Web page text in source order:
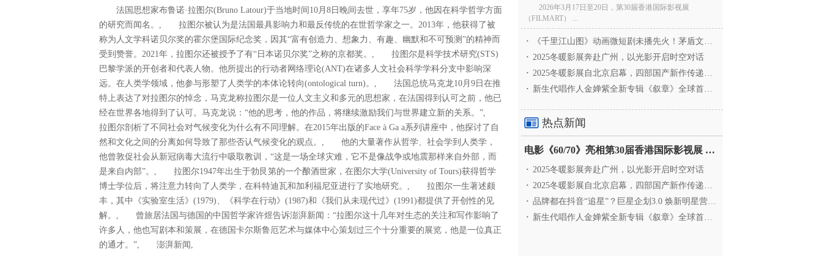
法国思想家布鲁诺·拉图尔(Bruno Latour)于当地时间10月8日晚间去世，享年75岁，他因在科学哲学方面
的研究而闻名。, 拉图尔被认为是法国最具影响力和最反传统的在世哲学家之一。2013年，他获得了被
称为人文学科诺贝尔奖的霍尔堡国际纪念奖，因其“富有创造力、想象力、有趣、幽默和不可预测”的精神而
受到赞誉。2021年，拉图尔还被授予了有“日本诺贝尔奖”之称的京都奖。, 拉图尔是科学技术研究(STS)
巴黎学派的开创者和代表人物。他所提出的行动者网络理论(ANT)在诸多人文社会科学学科分支中影响深
远。在人类学领域，他参与形塑了人类学的本体论转向(ontological turn)。, 法国总统马克龙10月9日在推
特上表达了对拉图尔的悼念，马克龙称拉图尔是一位人文主义和多元的思想家，在法国得到认可之前，他已
经在世界各地得到了认可。马克龙说：“他的思考，他的作品，将继续激励我们与世界建立新的关系。”,
拉图尔剖析了不同社会对气候变化为什么有不同理解。在2015年出版的Face à Ga a系列讲座中，他探讨了自
然和文化之间的分离如何导致了那些否认气候变化的观点。, 他的大量著作从哲学、社会学到人类学，
他曾敦促社会从新冠病毒大流行中吸取教训，“这是一场全球灾难，它不是像战争或地震那样来自外部，而
是来自内部”。, 拉图尔1947年出生于勃艮第的一个酿酒世家，在图尔大学(University of Tours)获得哲学
博士学位后，将注意力转向了人类学，在科特迪瓦和加利福尼亚进行了实地研究。, 拉图尔一生著述颇
丰，其中《实验室生活》(1979)、《科学在行动》(1987)和《我们从未现代过》(1991)都提供了开创性的见
解。, 曾旅居法国与德国的中国哲学家许煜告诉澎湃新闻：“拉图尔这十几年对生态的关注和写作影响了
许多人，他也写剧本和策展，在德国卡尔斯鲁厄艺术与媒体中心策划过三个十分重要的展览，他是一位真正
的通才。”, 澎湃新闻,
2026年3月17日至20日，第30届香港国际影视展
（FILMART） ...
·
《千里江山图》动画微短剧未播先火！茅盾文学奖IP首
· 2025冬暖影展奔赴广州，以光影开启时空对话
· 2025冬暖影展自北京启幕，四部国产新作传递银幕温情
· 新生代唱作人金婵紫全新专辑《叙章》全球首发，颠覆
热点新闻
电影《60/70》亮相第30届香港国际影视展 冲刺戛纳备
· 2025冬暖影展奔赴广州，以光影开启时空对话
· 2025冬暖影展自北京启幕，四部国产新作传递银幕温情
· 品牌都在抖音“追星”？巨星企划3.0 焕新明星营销，让
· 新生代唱作人金婵紫全新专辑《叙章》全球首发，颠覆